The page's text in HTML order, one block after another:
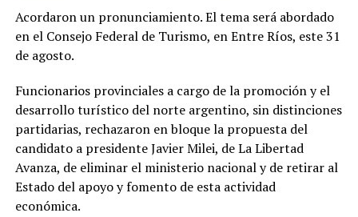
Acordaron un pronunciamiento. El tema será abordado
en el Consejo Federal de Turismo, en Entre Ríos, este 31
de agosto.
Funcionarios provinciales a cargo de la promoción y el
desarrollo turístico del norte argentino, sin distinciones
partidarias, rechazaron en bloque la propuesta del
candidato a presidente Javier Milei, de La Libertad
Avanza, de eliminar el ministerio nacional y de retirar al
Estado del apoyo y fomento de esta actividad
económica.